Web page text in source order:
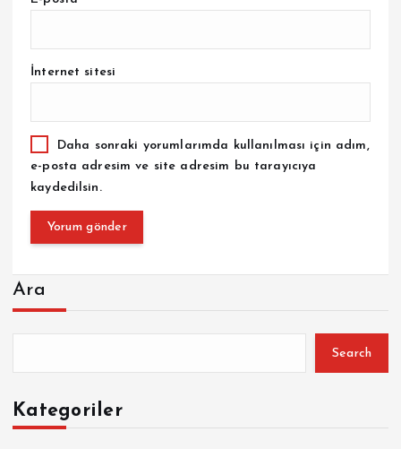
İnternet sitesi
Daha sonraki yorumlarımda kullanılması için adım,
e-posta adresim ve site adresim bu tarayıcıya
kaydedilsin.
Ara
Search
Kategoriler